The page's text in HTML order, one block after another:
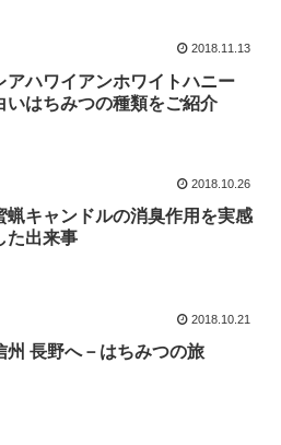
2018.11.13
アハワイアンホワイトハニー
いはちみつの種類をご紹介
2018.10.26
蝋キャンドルの消臭作用を実感
た出来事
2018.10.21
州 長野へ－はちみつの旅